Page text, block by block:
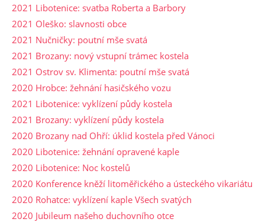
2021 Libotenice: svatba Roberta a Barbory
2021 Oleško: slavnosti obce
2021 Nučničky: poutní mše svatá
2021 Brozany: nový vstupní trámec kostela
2021 Ostrov sv. Klimenta: poutní mše svatá
2020 Hrobce: žehnání hasičského vozu
2021 Libotenice: vyklízení půdy kostela
2021 Brozany: vyklízení půdy kostela
2020 Brozany nad Ohří: úklid kostela před Vánoci
2020 Libotenice: žehnání opravené kaple
2020 Libotenice: Noc kostelů
2020 Konference kněží litoměřického a ústeckého vikariátu
2020 Rohatce: vyklízení kaple Všech svatých
2020 Jubileum našeho duchovního otce